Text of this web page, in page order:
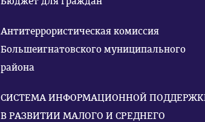
Антитеррористическая комиссия
Большеигнатовского муниципального
района
СИСТЕМА ИНФОРМАЦИОННОЙ
В РАЗВИТИИ МАЛОГО И СРЕДНЕГО